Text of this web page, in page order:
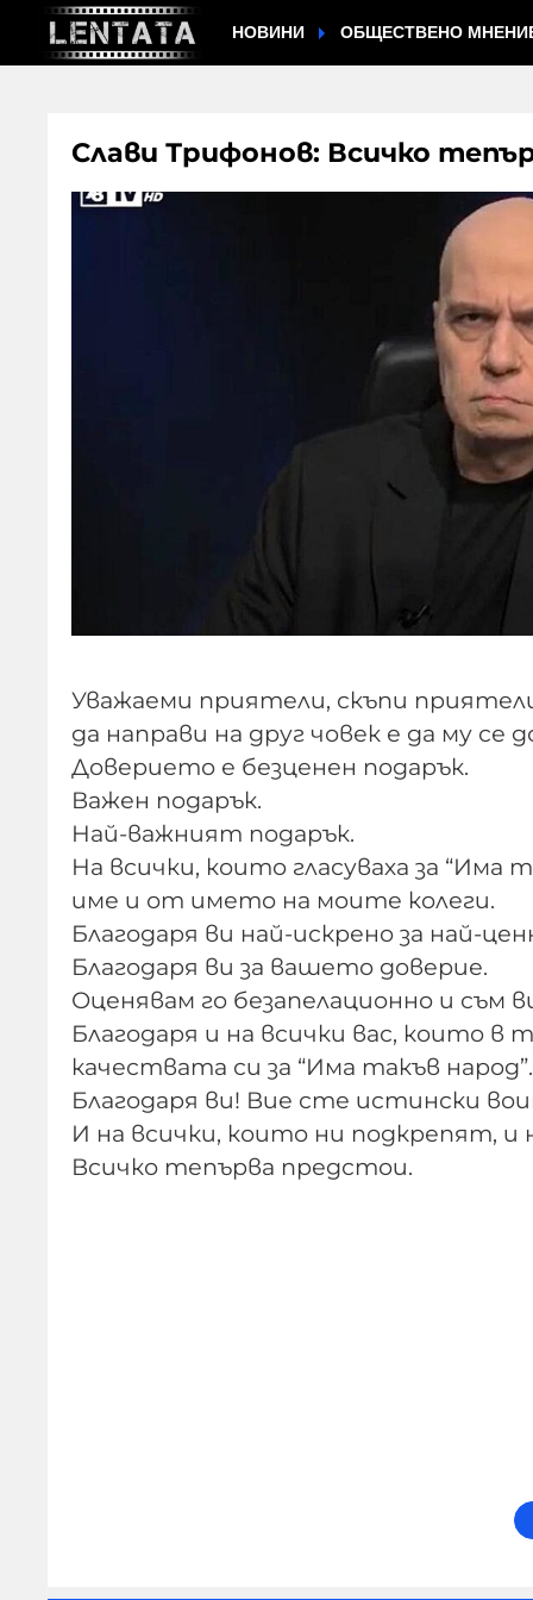
НОВИНИ ОБЩЕСТВЕНО
Слави Трифонов: Всичко
Уважаеми приятели, скъпи
да направи на друг човек е да му се
Доверието е безценен подарък.
Важен подарък.
Най-важният подарък.
На всички, които гласуваха за “Има
име и от името на моите колеги.
Благодаря ви най-искрено за най-
Благодаря ви за вашето доверие.
Оценявам го безапелационно и съм
Благодаря и на всички вас, които
качествата си за “Има такъв
Благодаря ви! Вие сте истински
И на всички, които ни подкрепят,
Всичко тепърва предстои.